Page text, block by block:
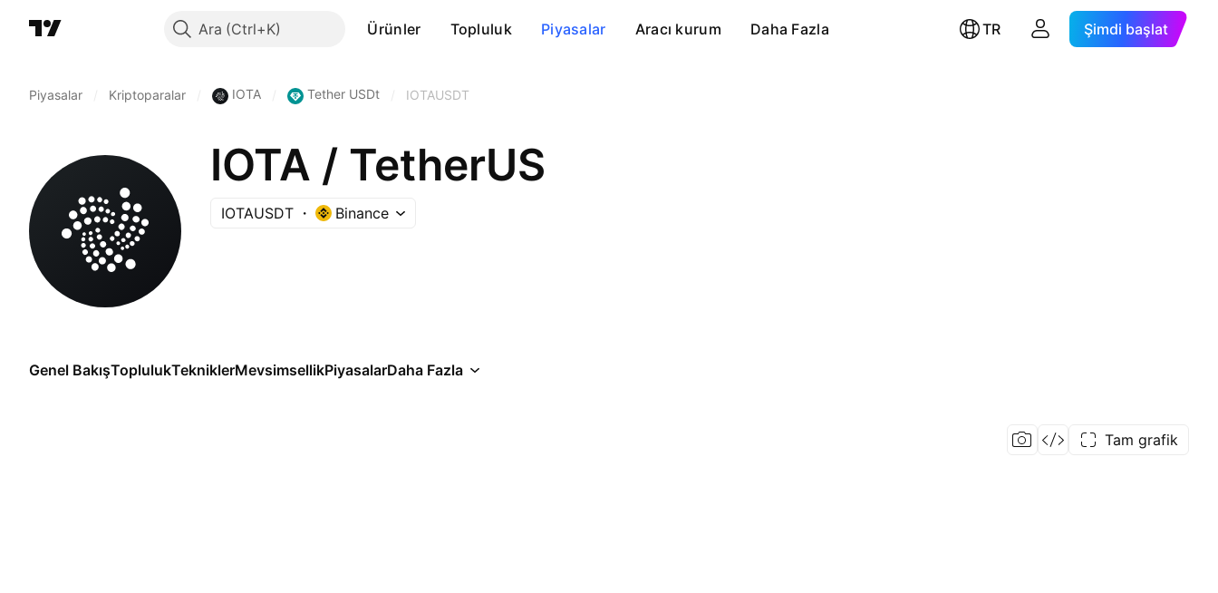
Ara Ürünler Topluluk Piyasalar Aracı kurum Daha Fazla TR Şimdi başlat
Piyasalar Kriptoparalar IOTA Tether USDt IOTAUSDT
IOTA / TetherUS
IOTAUSDT Binance
Genel BakışToplulukTekniklerMevsimsellikPiyasalarDaha Fazla
Tam grafik